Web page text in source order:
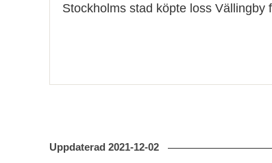
Stockholms stad köpte loss
Uppdaterad 2021-12-02